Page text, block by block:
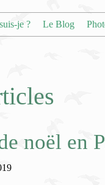
je ? Le Blog
noël en